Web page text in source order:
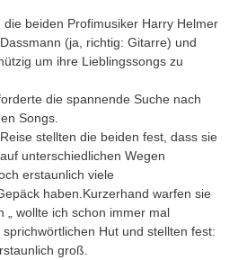
beiden Profimusiker Harry Helmer
(ja, richtig: Gitarre) und
um ihre Lieblingssongs zu
die spannende Suche nach
Songs.
stellten die beiden fest, dass sie
unterschiedlichen Wegen
erstaunlich viele
haben.Kurzerhand warfen sie
„ wollte ich schon immer mal
Hut und stellten fest:
groß.